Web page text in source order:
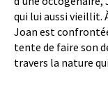
qui lui aussi vieillit.
Joan est
tente de faire son
travers la nature